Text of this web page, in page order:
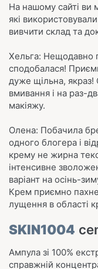
На нашому сайті ви
які
вивчити склад та
Хельга: Нещодавно
сподобалася!
дуже щільна, якраз!
вмивання і на раз-
макіяжу.
Олена: Побачила
одного блогера і
крему не жирна
інтенсивне
варіант на осінь-
Крем приємно
лущення в області
SKIN1004
Ампула зі 100%
справжній